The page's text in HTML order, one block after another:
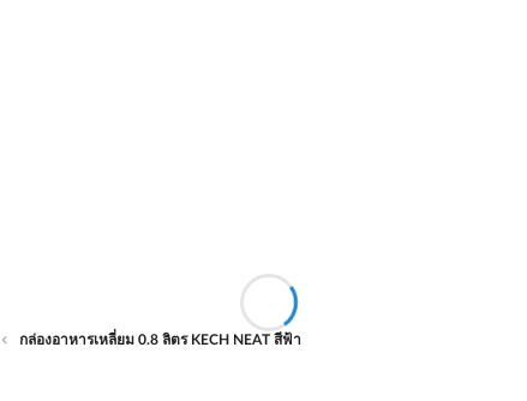
กล่องอาหารเหลี่ยม 0.8 ลิตร KECH NEAT สีฟ้า